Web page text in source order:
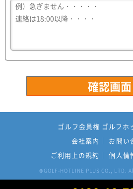
ゴルフ会員権 ゴルフホ
会社案内
お問い
ご利用上の規約
個人情
© GOLF-HOTLINE PLUS CO.,